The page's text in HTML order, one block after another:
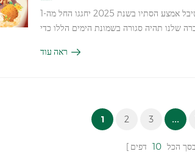
לקוחות וצוות יקרים, אנו שמחים להודיע לכם כי יום העצמאות הלאומי ופסטיבל אמצע הסתיו בשנת 2025 יחגגו החל מה-1
מכך, החברה שלנו תהיה סגורה בשמונת הימים הללו כדי
כולם לנצל זמן זה כדי להירגע, להיטען מחדש
ראה עוד
1 2 3 ...
בסך הכל 10 דפים